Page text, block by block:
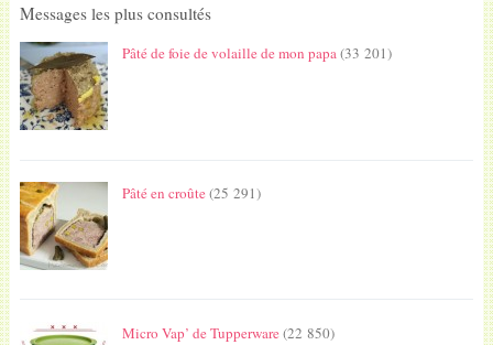
Messages les plus consultés
Pâté de foie de volaille de mon papa(33 201)
Pâté en croûte(25 291)
Micro Vap’ de Tupperware(22 850)